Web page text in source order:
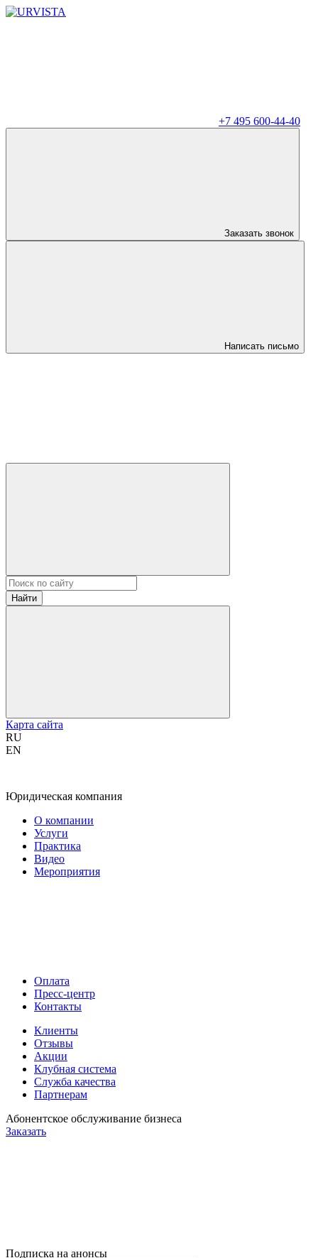
+7 495 600-44-40
Заказать звонок
Написать письмо
Найти
Карта сайта
RU
EN
Юридическая компания
О компании
Услуги
Практика
Видео
Мероприятия
Оплата
Пресс-центр
Контакты
Клиенты
Отзывы
Акции
Клубная система
Служба качества
Партнерам
Абонентское обслуживание бизнеса
Заказать
Подписка на анонсы